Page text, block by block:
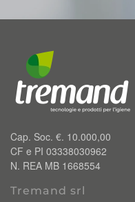
Cap. Soc. €. 10.000,00
CF e PI 03338030962
N. REA MB 1668554
Tremand srl